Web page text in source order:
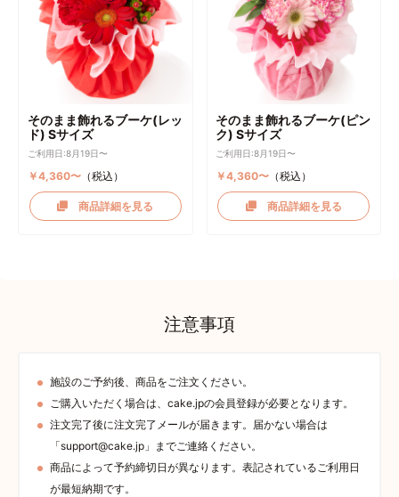
そのまま飾れるブーケ(レッ
ド) Sサイズ
ご利用日:8月19日〜
￥4,360〜（税込）
商品詳細を見る
そのまま飾れるブーケ(ピン
ク) Sサイズ
ご利用日:8月19日〜
￥4,360〜 （税込）
商品詳細を見る
注意事項
施設のご予約後、商品をご注文ください。
ご購入いただく場合は、cake.jpの会員登録が必要となります。
注文完了後に注文完了メールが届きます。届かない場合は
「support@cake.jp」までご連絡ください。
商品によって予約締切日が異なります。表記されているご利用日
が最短納期です。